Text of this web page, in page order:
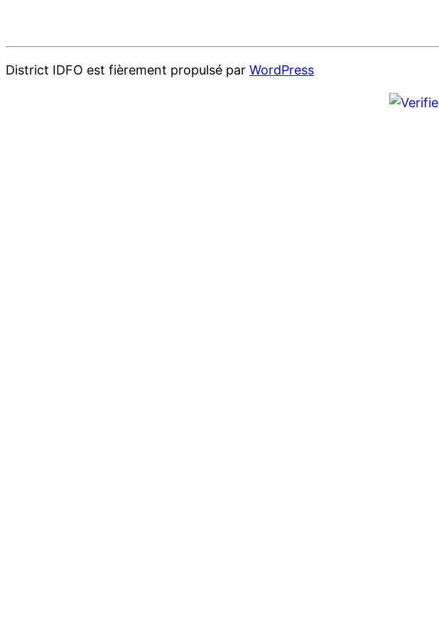
District IDFO est fièrement propulsé par WordPress